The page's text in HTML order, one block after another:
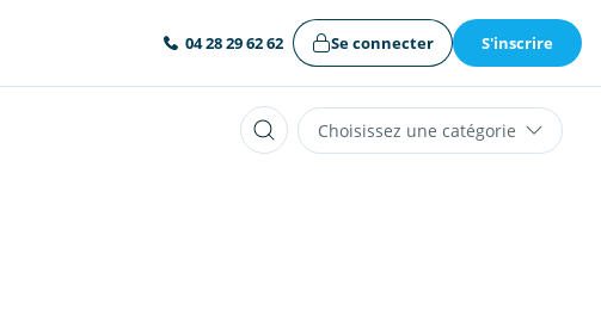
04 28 29 62 62 Se connecter S'inscrire
Choisissez une catégorie